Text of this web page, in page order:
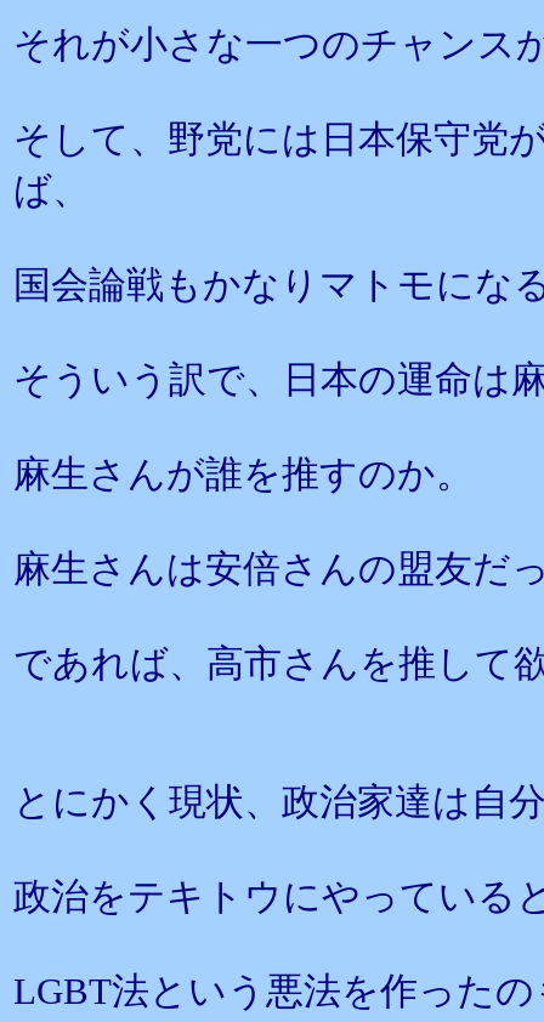
それが小さな一つのチャンス
そして、野党には日本保守党
ば、
国会論戦もかなりマトモにな
そういう訳で、日本の運命は
麻生さんが誰を推すのか。
麻生さんは安倍さんの盟友だ
であれば、高市さんを推して
とにかく現状、政治家達は自
政治をテキトウにやっている
LGBT法という悪法を作った